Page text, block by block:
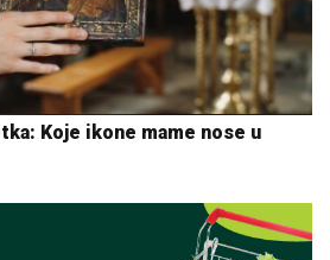
Koje ikone mame nose u